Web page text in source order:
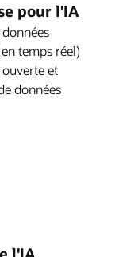
pour l'IA
temps réel)
et
données